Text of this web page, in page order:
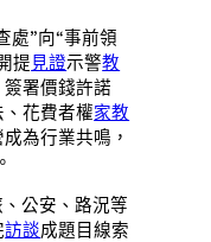
處”向“事前領
提見證示警教
簽署價錢許諾
花費者權家教
為行業共鳴，
公安、路況等
訪談成題目線索